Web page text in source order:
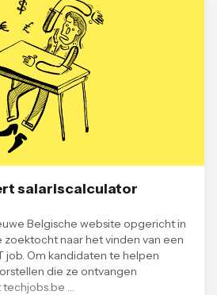
salariscalculator
Belgische website opgericht in
naar het vinden van een
job. Om kandidaten te helpen
die ze ontvangen
…